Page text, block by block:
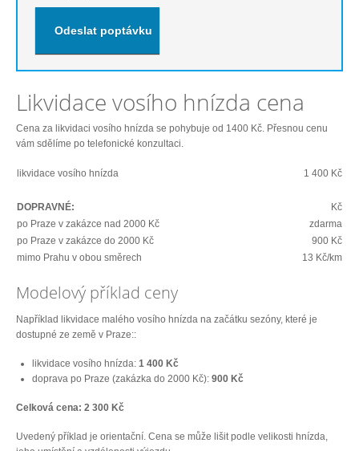
Likvidace vosího hnízda cena
Cena za likvidaci vosího hnízda se pohybuje od 1400 Kč. Přesnou cenu
vám sdělíme po telefonické konzultaci.
likvidace vosího hnízda 1 400 Kč
DOPRAVNÉ:
Kč
po Praze v zakázce nad 2000 Kč
zdarma
po Praze v zakázce do 2000 Kč
900 Kč
mimo Prahu v obou směrech
13 Kč/km
Modelový příklad ceny
Například likvidace malého vosího hnízda na začátku sezóny, které je
dostupné ze země v Praze::
likvidace vosího hnízda: 1 400 Kč
doprava po Praze (zakázka do 2000 Kč): 900 Kč
Celková cena: 2 300 Kč
Uvedený příklad je orientační. Cena se může lišit podle velikosti hnízda,